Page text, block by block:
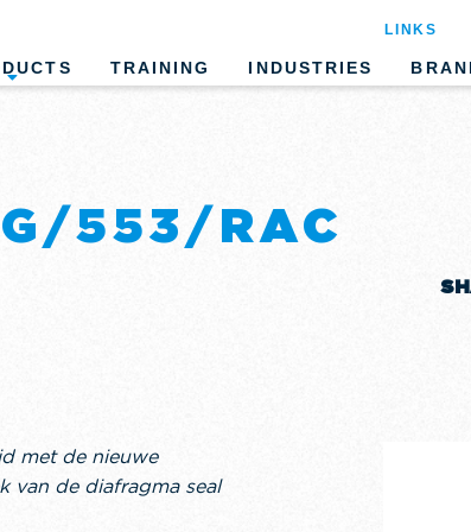
LINKS
TRAINING INDUSTRIES
553/RAC
met de nieuwe
van de diafragma seal